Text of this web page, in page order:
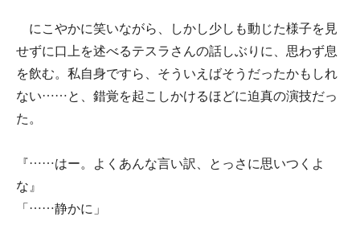
にこやかに笑いながら、しかし少しも動じた様子を見
せずに口上を述べるテスラさんの話しぶりに、思わず息
を飲む。私自身ですら、そういえばそうだったかもしれ
ない……と、錯覚を起こしかけるほどに迫真の演技だっ
た。
『……はー。よくあんな言い訳、とっさに思いつくよ
な』
「……静かに」